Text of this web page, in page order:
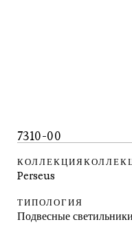
7310-00
Perseus
ТИПОЛОГИЯ
Подвесные светильники